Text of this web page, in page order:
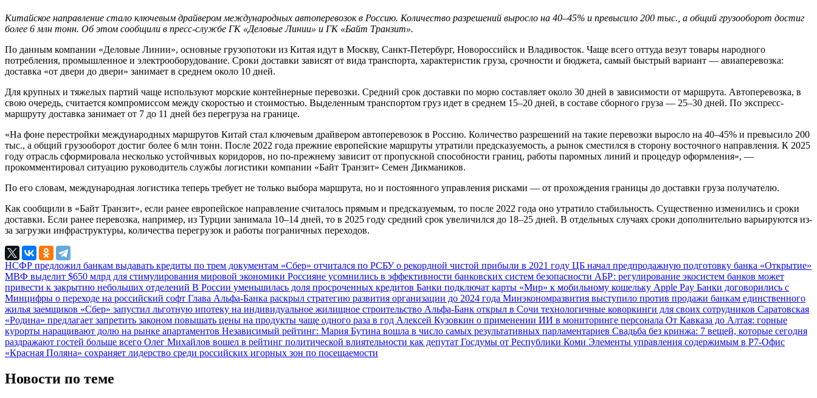
Китайское направление стало ключевым драйвером международных автоперевозок в Россию. Количество разрешений выросло на 40–45% и превысило 200 тыс., а общий грузооборот достиг
более 6 млн тонн. Об этом сообщили в пресс-службе ГК «Деловые Линии» и ГК «Байт Транзит».
По данным компании «Деловые Линии», основные грузопотоки из Китая идут в Москву, Санкт-Петербург, Новороссийск и Владивосток. Чаще всего оттуда везут товары народного
потребления, промышленное и электрооборудование. Сроки доставки зависят от вида транспорта, характеристик груза, срочности и бюджета, самый быстрый вариант — авиаперевозка:
доставка «от двери до двери» занимает в среднем около 10 дней.
Для крупных и тяжелых партий чаще используют морские контейнерные перевозки. Средний срок доставки по морю составляет около 30 дней в зависимости от маршрута. Автоперевозка, в
свою очередь, считается компромиссом между скоростью и стоимостью. Выделенным транспортом груз идет в среднем 15–20 дней, в составе сборного груза — 25–30 дней. По экспресс-
маршруту доставка занимает от 7 до 11 дней без перегруза на границе.
«На фоне перестройки международных маршрутов Китай стал ключевым драйвером автоперевозок в Россию. Количество разрешений на такие перевозки выросло на 40–45% и превысило 200
тыс., а общий грузооборот достиг более 6 млн тонн. После 2022 года прежние европейские маршруты утратили предсказуемость, а рынок сместился в сторону восточного направления. К 2025
году отрасль сформировала несколько устойчивых коридоров, но по-прежнему зависит от пропускной способности границ, работы паромных линий и процедур оформления», —
прокомментировал ситуацию руководитель службы логистики компании «Байт Транзит» Семен Дикмаников.
По его словам, международная логистика теперь требует не только выбора маршрута, но и постоянного управления рисками — от прохождения границы до доставки груза получателю.
Как сообщили в «Байт Транзит», если ранее европейское направление считалось прямым и предсказуемым, то после 2022 года оно утратило стабильность. Существенно изменились и сроки
доставки. Если ранее перевозка, например, из Турции занимала 10–14 дней, то в 2025 году средний срок увеличился до 18–25 дней. В отдельных случаях сроки дополнительно варьируются из-
за загрузки инфраструктуры, количества перегрузок и работы пограничных переходов.
НСФР предложил банкам выдавать кредиты по трем документам «Сбер» отчитался по РСБУ о рекордной чистой прибыли в 2021 году ЦБ начал предпродажную подготовку банка «Открытие»
МВФ выделит $650 млрд для стимулирования мировой экономики Россияне усомнились в эффективности банковских систем безопасности АБР: регулирование экосистем банков может
привести к закрытию небольших отделений В России уменьшилась доля просроченных кредитов Банки подключат карты «Мир» к мобильному кошельку Apple Pay Банки договорились с
Минцифры о переходе на российский софт Глава Альфа-Банка раскрыл стратегию развития организации до 2024 года Минэкономразвития выступило против продажи банкам единственного
жилья заемщиков «Сбер» запустил льготную ипотеку на индивидуальное жилищное строительство Альфа-Банк открыл в Сочи технологичные коворкинги для своих сотрудников Саратовская
«Родина» предлагает запретить законом повышать цены на продукты чаще одного раза в год Алексей Кузовкин о применении ИИ в мониторинге персонала От Кавказа до Алтая: горные
курорты наращивают долю на рынке апартаментов Независимый рейтинг: Мария Бутина вошла в число самых результативных парламентариев Свадьба без кринжа: 7 вещей, которые сегодня
раздражают гостей больше всего Олег Михайлов вошел в рейтинг политической влиятельности как депутат Госдумы от Республики Коми Элементы управления содержимым в Р7-Офис
«Красная Поляна» сохраняет лидерство среди российских игорных зон по посещаемости
Новости по теме